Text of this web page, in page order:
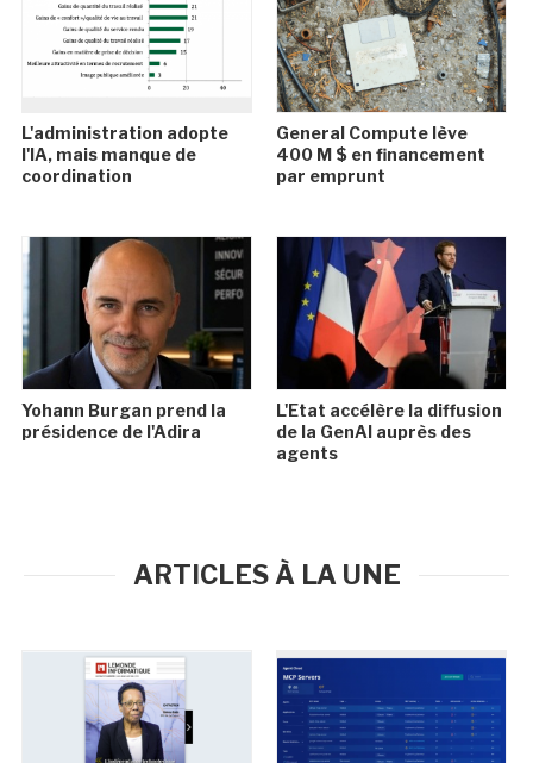
L'administration adopte
l'IA, mais manque de
coordination
General Compute lève
400 M $ en financement
par emprunt
Yohann Burgan prend la
présidence de l'Adira
L'Etat accélère la diffusion
de la GenAI auprès des
agents
ARTICLES À LA UNE